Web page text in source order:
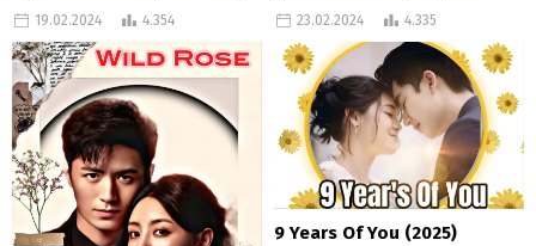
Newbie, Görünüşü yüzünden Liu
19.02.2024 4.354 23.02.2024 4.335
9 Years Of You (2025)